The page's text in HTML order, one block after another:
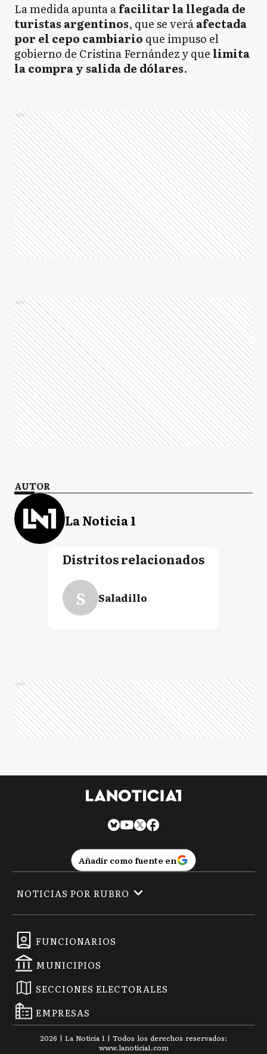
La medida apunta afacilitar la llegada de
turistas argentinos, que se veráafectada
por el cepo cambiario que impuso el
gobierno de Cristina Fernández y que limita
la compra y salida de dólares.
Ads
Ads
AUTOR
La Noticia 1
Distritos relacionados
S Saladillo
Ads
Añadir como fuente en
FUNCIONARIOS
MUNICIPIOS
SECCIONES ELECTORALES
EMPRESAS
NOTICIAS POR RUBRO
2026 | La Noticia 1 | Todos los derechos reservados:
www.lanoticia1.com